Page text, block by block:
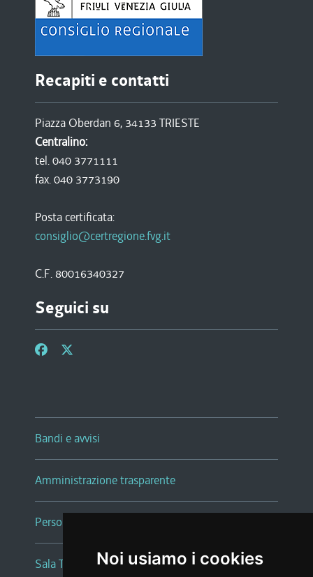
Noi usiamo i cookies
Recapiti e contatti
Piazza Oberdan 6, 34133 TRIESTE
Centralino:
tel. 040 3771111
fax. 040 3773190
Posta certificata:
consiglio@certregione.fvg.it
C.F. 80016340327
Seguici su
Bandi e avvisi
Amministrazione trasparente
Persone e Uffici
Sala Tiziano Tessitori